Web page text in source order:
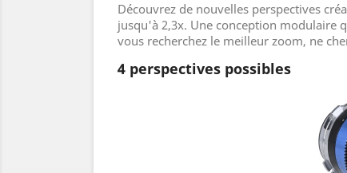
Découvrez de nouvelles perspectives
jusqu'à 2,3x. Une conception modulaire
vous recherchez le meilleur zoom, ne
4 perspectives possibles